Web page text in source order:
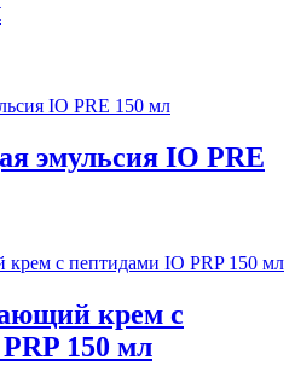
эмульсия IO PRE
крем с
150 мл